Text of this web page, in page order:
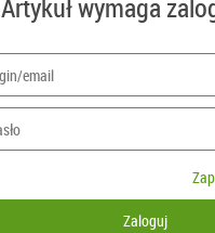
Artykuł wymaga